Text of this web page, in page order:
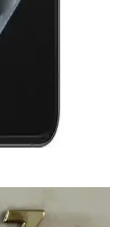
yüksek çözünürlüklü
bir akıllı telefon.
sunar.
karşılaştırmasıyla
farkları öğrenin, en